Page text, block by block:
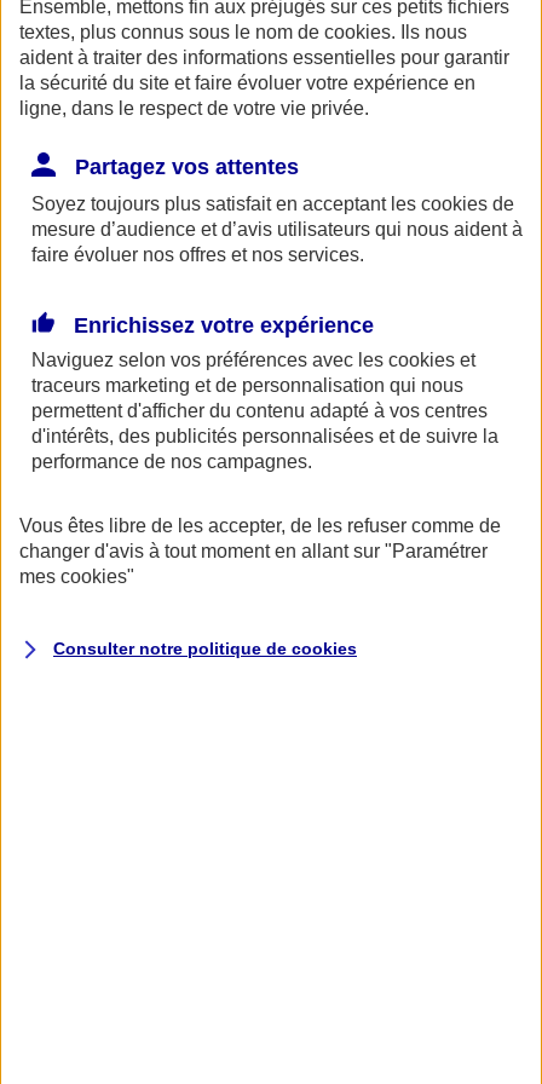
AXA Entraide met à votre disposition, ainsi qu'à celle de vos
proches une ligne de soutien psychologique. Ce service gratuit est
accessible 24h/24 au 0800 77 88 95.
Espace Client
Fermer le bandeau d'alerte
Ensemble, mettons fin aux préjugés sur ces petits fichiers
textes, plus connus sous le nom de cookies. Ils nous
aident à traiter des informations essentielles pour garantir
la sécurité du site et faire évoluer votre expérience en
ligne, dans le respect de votre vie privée.
Partagez vos attentes
Soyez toujours plus satisfait en acceptant les cookies de
mesure d’audience et d’avis utilisateurs qui nous aident à
faire évoluer nos offres et nos services.
Enrichissez votre expérience
Naviguez selon vos préférences avec les cookies et
traceurs marketing et de personnalisation qui nous
permettent d'afficher du contenu adapté à vos centres
d'intérêts, des publicités personnalisées et de suivre la
performance de nos campagnes.
Vous êtes libre de les accepter, de les refuser comme de
changer d'avis à tout moment en allant sur "Paramétrer
mes cookies"
Consulter notre politique de cookies